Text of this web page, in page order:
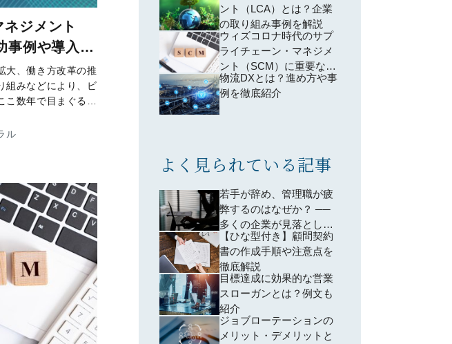
ジメント
事例や導入の
大、働き方改革の推
組みなどにより、ビ
数年で目まぐるし
費者行動において
の台頭によって、
ル
ント（LCA）とは？企業
の取り組み事例を解説
ウィズコロナ時代のサプ
ライチェーン・マネジメ
ント（SCM）に重要な3
つの要件
物流DXとは？進め方や事
例を徹底紹介
よく見られている記事
若手が辞め、管理職が疲
弊するのはなぜか？ ──
多くの企業が見落として
いる「育成設計」の問題
【ひな型付き】顧問契約
書の作成手順や注意点を
徹底解説
目標達成に効果的な営業
スローガンとは？例文も
紹介
ジョブローテーションの
メリット・デメリットと